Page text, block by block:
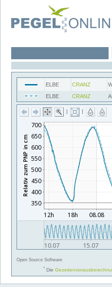
ELBE CRANZ
ELBE
CRANZ
| |
Open Source Software
* Die